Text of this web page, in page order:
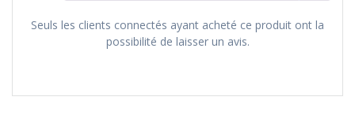
Seuls les clients connectés ayant acheté ce produit ont la
possibilité de laisser un avis.